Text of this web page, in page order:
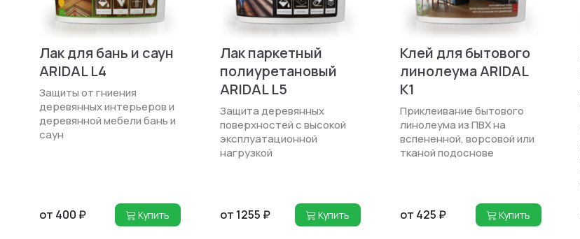
Лак для бань и саун
ARIDAL L4
Защиты от гниения
деревянных интерьеров и
деревянной мебели бань и
саун
от 400 ₽ Купить
Лак паркетный
полиуретановый
ARIDAL L5
Защита деревянных
поверхностей с высокой
эксплуатационной
нагрузкой
от 1255 ₽ Купить
Клей для бытового
линолеума ARIDAL
K1
Приклеивание бытового
лино­леума из ПВХ на
вспененной, ворсовой или
тканой подоснове
от 425 ₽ Купить